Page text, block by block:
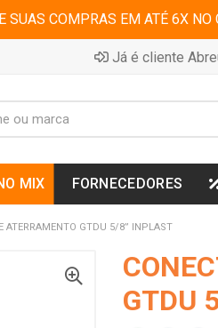
SUAS COMPRAS EM ATÉ 6X NO
Já é cliente
MIX FORNECEDORES
ATERRAMENTO GTDU 5/8” INPLAST
GTDU